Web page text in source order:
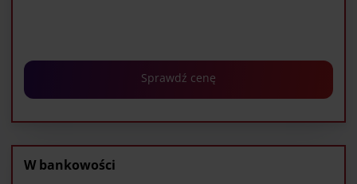
Sprawdź cenę
W bankowości